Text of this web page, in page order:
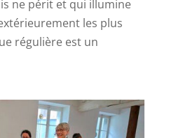
ne périt et qui illumine
les plus
régulière est un